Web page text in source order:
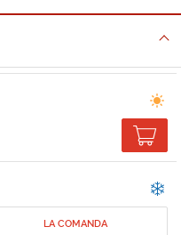
LA COMANDA